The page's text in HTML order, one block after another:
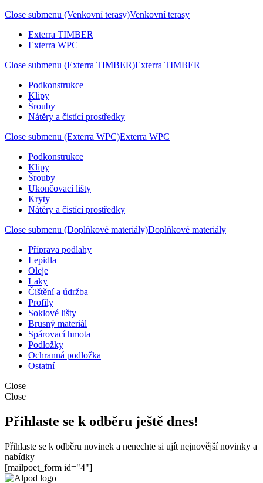
Close submenu (Venkovní terasy)Venkovní terasy
Exterra TIMBER
Exterra WPC
Close submenu (Exterra TIMBER)Exterra TIMBER
Podkonstrukce
Klipy
Šrouby
Nátěry a čistící prostředky
Close submenu (Exterra WPC)Exterra WPC
Podkonstrukce
Klipy
Šrouby
Ukončovací lišty
Kryty
Nátěry a čistící prostředky
Close submenu (Doplňkové materiály)Doplňkové materiály
Příprava podlahy
Lepidla
Oleje
Laky
Čištění a údržba
Profily
Soklové lišty
Brusný materiál
Spárovací hmota
Podložky
Ochranná podložka
Ostatní
Close
Close
Přihlaste se k odběru ještě dnes!
Přihlaste se k odběru novinek a nenechte si ujít nejnovější novinky a
nabídky
[mailpoet_form id="4"]